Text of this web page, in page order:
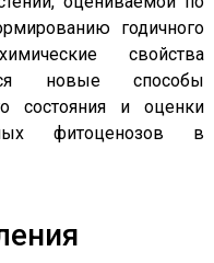
годичного
свойства
новые способы
состояния и оценки
фитоценозов в